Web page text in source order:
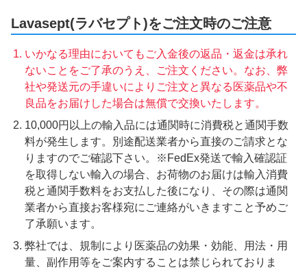
Lavasept(ラバセプト)をご注文時のご注意
いかなる理由においてもご入金後の返品・返金は承れ
ないことをご了承のうえ、ご注文ください。なお、弊
社や発送元の手違いによりご注文と異なる医薬品や不
良品をお届けした場合は無償で交換いたします。
10,000円以上の輸入品には通関時に消費税と通関手数
料が発生します。別途配送業者から直接のご請求とな
りますのでご確認下さい。※FedEx発送で輸入確認証
を取得しない輸入の場合、お荷物のお届けは輸入消費
税と通関手数料をお支払した後になり、その際は通関
業者から直接お客様宛にご連絡がいきますこと予めご
了承願います。
弊社では、規制により医薬品の効果・効能、用法・用
量、副作用等をご案内することは禁じられておりま